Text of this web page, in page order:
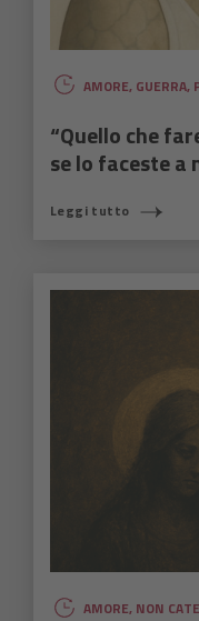
AMORE, GUERRA,
“Quello che
se lo faceste a
Leggi tutto
AMORE, NON